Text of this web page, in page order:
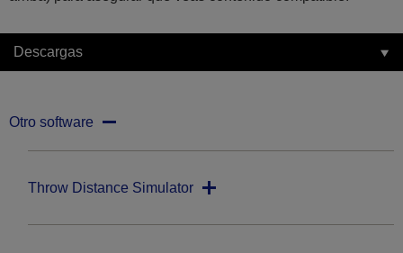
Descargas
Otro software
Throw Distance Simulator